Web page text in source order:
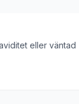
eller väntad